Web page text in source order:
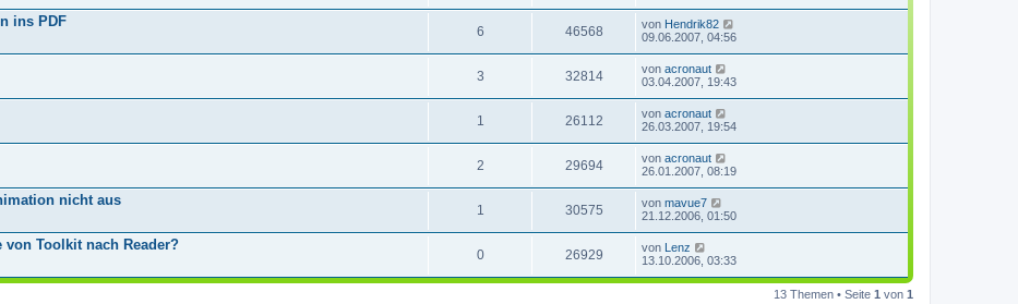
ins PDF
6 46568 von Hendrik82
09.06.2007, 04:56
3 32814 von acronaut
03.04.2007, 19:43
1 26112 von acronaut
26.03.2007, 19:54
2 29694 von acronaut
26.01.2007, 08:19
nicht aus
1 30575 von mavue7
21.12.2006, 01:50
von Toolkit nach Reader?
0 26929 von Lenz
13.10.2006, 03:33
13 Themen • Seite 1 von 1